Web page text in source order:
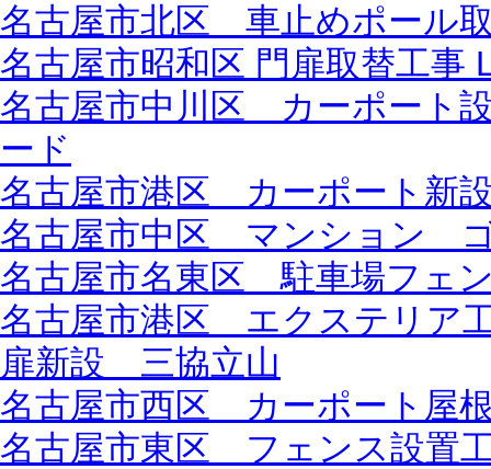
名古屋市北区 車止めポール
名古屋市昭和区 門扉取替工
名古屋市中川区 カーポート
ード
名古屋市港区 カーポート
名古屋市中区 マンション
名古屋市名東区 駐車場フェ
名古屋市港区 エクステリ
扉新設 三協立山
名古屋市西区 カーポート屋
名古屋市東区 フェンス設置